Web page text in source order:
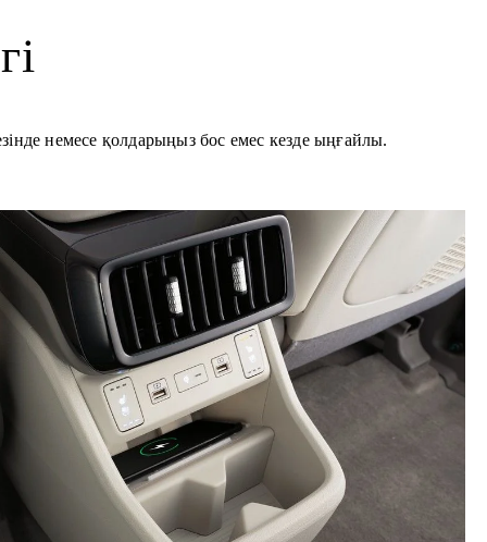
немесе қолдарыңыз бос емес кезде ыңғайлы.